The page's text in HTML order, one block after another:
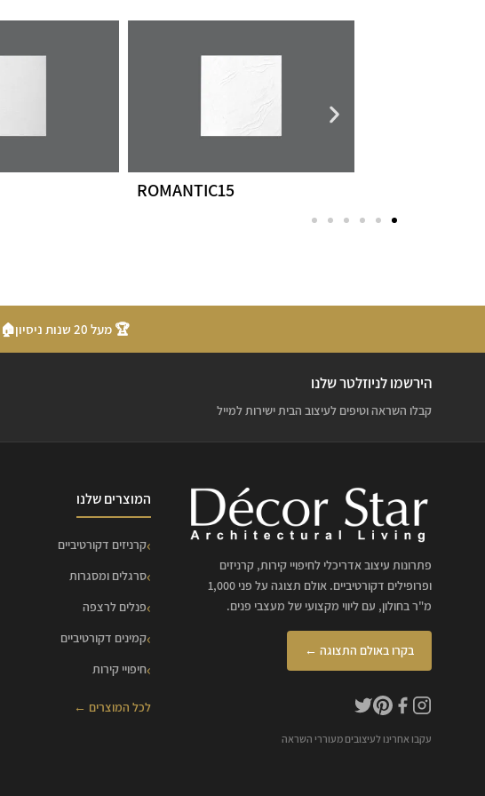
ROMANTIC15
🏆 מעל 20 שנות ניסיון 🏠 1,000 מ"ר אולם תצוגה
הירשמו לניוזלטר שלנו
קבלו השראה וטיפים לעיצוב הבית ישירות למייל
פתרונות עיצוב אדריכלי לחיפויי קירות, קרניזים
ופרופילים דקורטיביים. אולם תצוגה על פני 1,000
מ"ר בחולון, עם ליווי מקצועי של מעצבי פנים.
בקרו באולם התצוגה ←
עקבו אחרינו לעיצובים מעוררי השראה
המוצרים שלנו
קרניזים דקורטיביים
סרגלים ומסגרות
פנלים לרצפה
קמינים דקורטיביים
חיפויי קירות
לכל המוצרים ←